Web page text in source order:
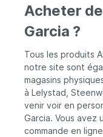
Acheter
Garcia ?
Tous les produits
notre site sont
magasins
à Lelystad,
venir voir en
Garcia. Vous avez
commande en